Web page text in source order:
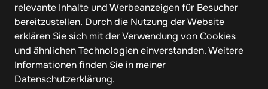
relevante Inhalte und Werbeanzeigen für Besucher
bereitzustellen. Durch die Nutzung der Website
erklären Sie sich mit der Verwendung von Cookies
und ähnlichen Technologien einverstanden. Weitere
Informationen finden Sie in meiner
Datenschutzerklärung.